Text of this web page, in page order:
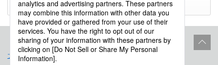
送信する
プロダクトライフサイクル サイトポリシー